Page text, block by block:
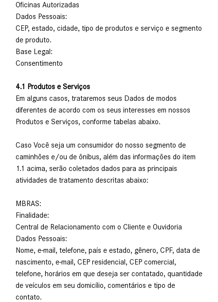
Oficinas Autorizadas
Dados Pessoais:
CEP, estado, cidade, tipo de produtos e serviço e segmento
de produto.
Base Legal:
Consentimento
4.1 Produtos e Serviços
Em alguns casos, trataremos seus Dados de modos
diferentes de acordo com os seus interesses em nossos
Produtos e Serviços, conforme tabelas abaixo.
Caso Você seja um consumidor do nosso segmento de
caminhões e/ou de ônibus, além das informações do item
1.1 acima, serão coletados dados para as principais
atividades de tratamento descritas abaixo:
MBRAS:
Finalidade:
Central de Relacionamento com o Cliente e Ouvidoria
Dados Pessoais:
Nome, e-mail, telefone, país e estado, gênero, CPF, data de
nascimento, e-mail, CEP residencial, CEP comercial,
telefone, horários em que deseja ser contatado, quantidade
de veículos em seu domicílio, comentários e tipo de
contato.